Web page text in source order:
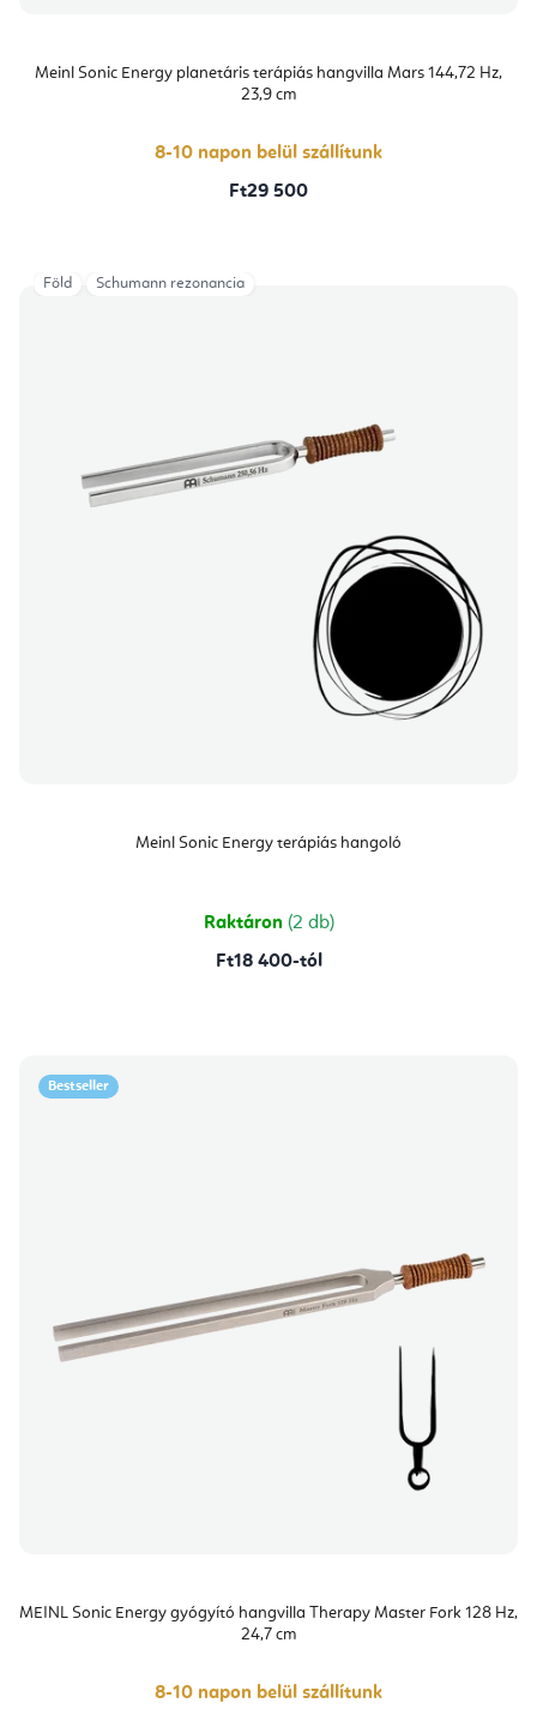
Meinl Sonic Energy planetáris terápiás hangvilla Mars 144,72 Hz,
23,9 cm
8-10 napon belül szállítunk
Ft29 500
Meinl Sonic Energy terápiás hangoló
Raktáron (2 db)
Ft18 400-tól
Föld Schumann rezonancia
Bestseller
MEINL Sonic Energy gyógyító hangvilla Therapy Master Fork 128 Hz,
24,7 cm
8-10 napon belül szállítunk